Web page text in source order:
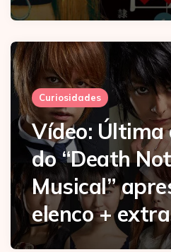
Curiosidades
Vídeo: Última
do “Death
Musical”
elenco +